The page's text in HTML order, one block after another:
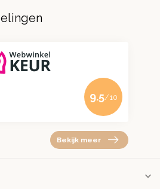
9.5/10
Bekijk meer